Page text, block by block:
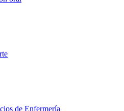
de Enfermería